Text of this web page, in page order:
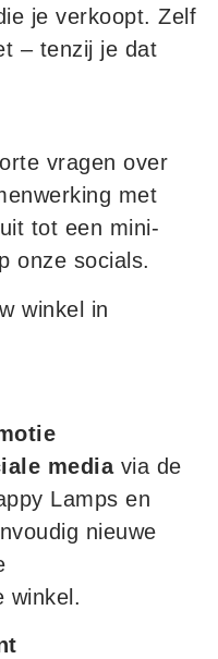
je verkoopt. Zelf
– tenzij je dat
vragen over
met
tot een mini-
onze socials.
winkel in
mediavia de
Lamps en
nieuwe
winkel.